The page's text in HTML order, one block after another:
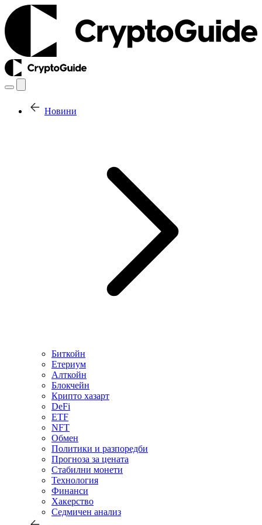
Новини
Биткойн
Етериум
Алткойн
Блокчейн
Крипто хазарт
DeFi
ETF
NFT
Обмен
Политики и разпоредби
Прогноза за цената
Стабилни монети
Технология
Финанси
Хакерство
Седмичен анализ